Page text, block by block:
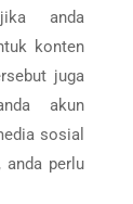
anda
konten
juga
akun
sosial
anda perlu